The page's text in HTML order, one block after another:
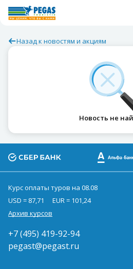
Назад к новостям и акциям
Новость не
Курс оплаты туров на 08.08
USD = 87,71
EUR = 101,24
Архив курсов
+7 (495) 419-92-94
pegast@pegast.ru